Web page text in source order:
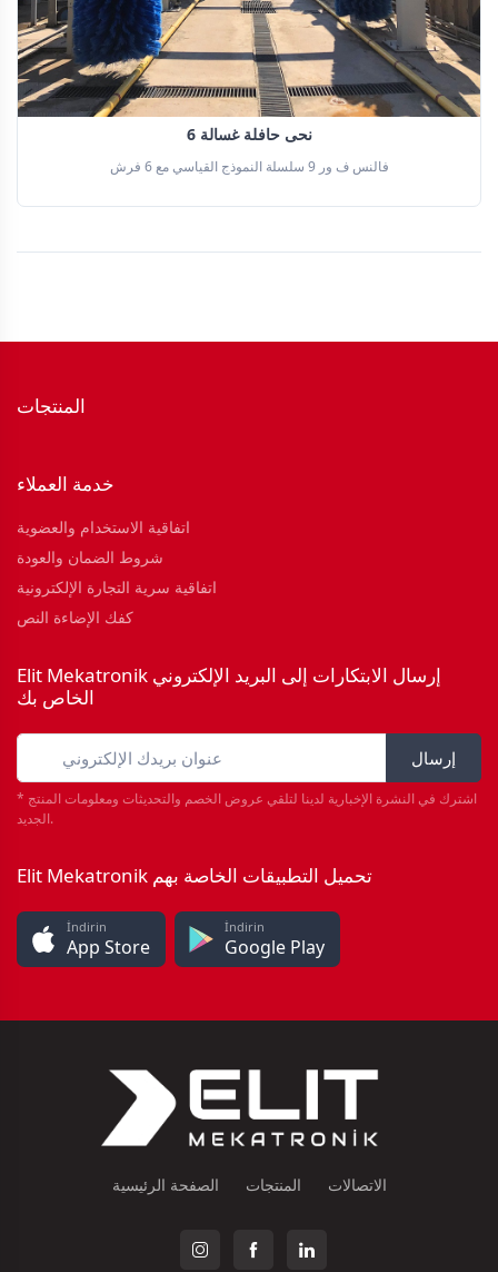
6 نحى حافلة غسالة
فالنس ف ور 9 سلسلة النموذج القياسي مع 6 فرش
المنتجات
خدمة العملاء
اتفاقية الاستخدام والعضوية
شروط الضمان والعودة
اتفاقية سرية التجارة الإلكترونية
كفك الإضاءة النص
Elit Mekatronik إرسال الابتكارات إلى البريد الإلكتروني
الخاص بك
إرسال
* اشترك في النشرة الإخبارية لدينا لتلقي عروض الخصم والتحديثات ومعلومات المنتج
الجديد.
Elit Mekatronik تحميل التطبيقات الخاصة بهم
İndirin
App Store
İndirin
Google Play
الصفحة الرئيسية المنتجات الاتصالات